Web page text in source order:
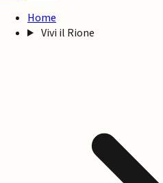
Home
Vivi il Rione